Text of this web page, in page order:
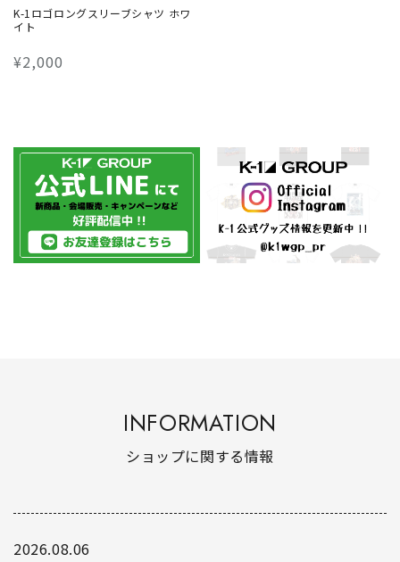
K-1ロゴロングスリーブシャツ ホワ
イト
通
¥2,000
INFORMATION
ショップに関する情報
2026.08.06